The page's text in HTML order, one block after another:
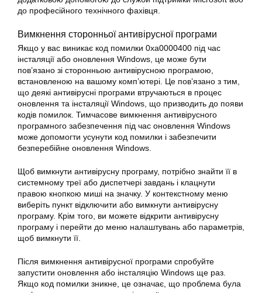
до професійного технічного фахівця.
Вимкнення сторонньої антивірусної програми
Якщо у вас виникає код помилки 0xa0000400 під час
інсталяції або оновлення Windows, це може бути
пов’язано зі сторонньою антивірусною програмою,
встановленою на вашому комп’ютері. Це пов’язано з тим,
що деякі антивірусні програми втручаються в процес
оновлення та інсталяції Windows, що призводить до появи
кодів помилок. Тимчасове вимкнення антивірусного
програмного забезпечення під час оновлення Windows
може допомогти усунути код помилки і забезпечити
безперебійне оновлення Windows.
Щоб вимкнути антивірусну програму, потрібно знайти її в
системному треї або диспетчері завдань і клацнути
правою кнопкою миші на значку. У контекстному меню
виберіть пункт відключити або вимкнути антивірусну
програму. Крім того, ви можете відкрити антивірусну
програму і перейти до меню налаштувань або параметрів,
щоб вимкнути її.
Після вимкнення антивірусної програми спробуйте
запустити оновлення або інсталяцію Windows ще раз.
Якщо код помилки зникне, це означає, що проблема була